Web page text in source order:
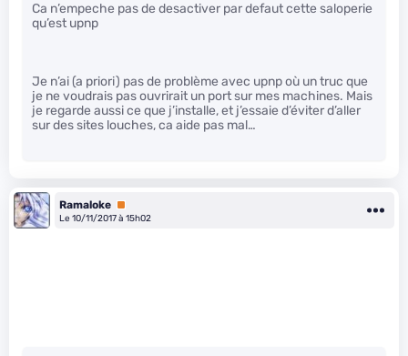
Ca n’empeche pas de desactiver par defaut cette saloperie
qu’est upnp
Je n’ai (a priori) pas de problème avec upnp où un truc que
je ne voudrais pas ouvrirait un port sur mes machines. Mais
je regarde aussi ce que j’installe, et j’essaie d’éviter d’aller
sur des sites louches, ca aide pas mal…
Ramaloke Premium
Le 10/11/2017 à 15h02